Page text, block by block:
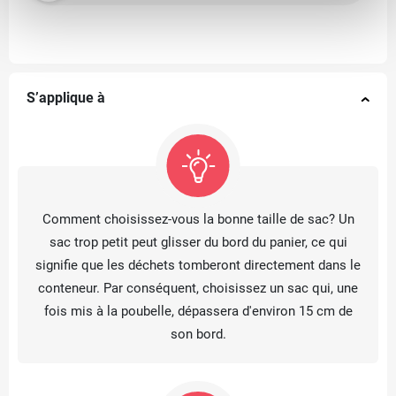
S’applique à
Comment choisissez-vous la bonne taille de sac? Un
sac trop petit peut glisser du bord du panier, ce qui
signifie que les déchets tomberont directement dans le
conteneur. Par conséquent, choisissez un sac qui, une
fois mis à la poubelle, dépassera d'environ 15 cm de
son bord.